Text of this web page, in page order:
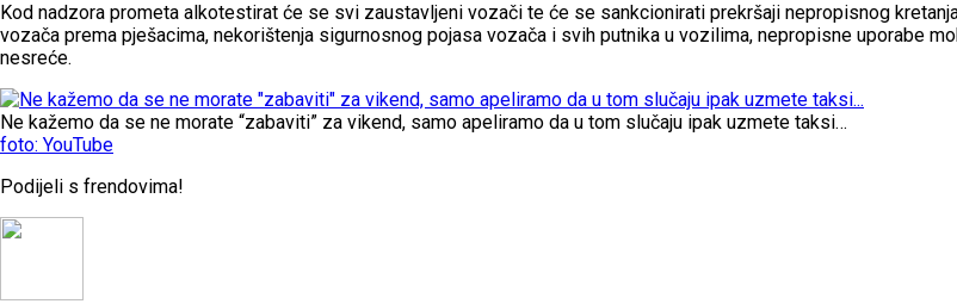
Kod nadzora prometa alkotestirat će se svi zaustavljeni vozači te će se sankcionirati prekršaji nepropisnog
vozača prema pješacima, nekorištenja sigurnosnog pojasa vozača i svih putnika u vozilima, nepropisne uporabe
nesreće.
Ne kažemo da se ne morate “zabaviti” za vikend, samo apeliramo da u tom slučaju ipak uzmete taksi…
foto: YouTube
Podijeli s frendovima!